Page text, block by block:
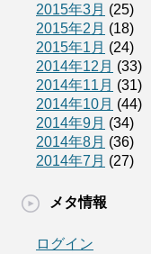
2015年3月 (25)
2015年2月 (18)
2015年1月 (24)
2014年12月 (33)
2014年11月 (31)
2014年10月 (44)
2014年9月 (34)
2014年8月 (36)
2014年7月 (27)
メタ情報
ログイン